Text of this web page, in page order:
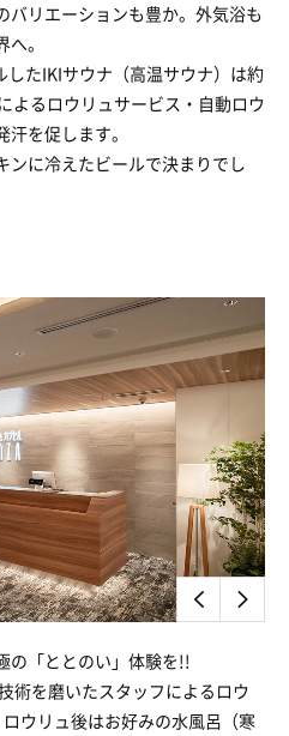
バリエーションも豊か。外気浴も
。
たIKIサウナ（高温サウナ）は約
るロウリュサービス・自動ロウ
を促します。
ンに冷えたビールで決まりでし
の「ととのい」体験を!!
術を磨いたスタッフによるロウ
ウリュ後はお好みの水風呂（寒